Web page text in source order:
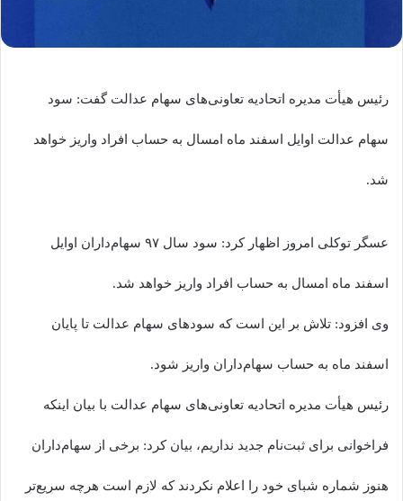
رئیس هیأت مدیره اتحادیه تعاونی‌های سهام عدالت گفت: سود
سهام عدالت اوایل اسفند ماه امسال به حساب افراد واریز خواهد
شد.
عسگر توکلی امروز اظهار کرد: سود سال ۹۷ سهام‌داران اوایل
اسفند ماه امسال به حساب افراد واریز خواهد شد.
وی افزود: تلاش بر این است که سودهای سهام عدالت تا پایان
اسفند ماه به حساب سهام‌داران واریز شود.
رئیس هیأت مدیره اتحادیه تعاونی‌های سهام عدالت با بیان اینکه
فراخوانی برای ثبت‌نام جدید نداریم، بیان کرد: برخی از سهام‌داران
هنوز شماره شبای خود را اعلام نکردند که لازم است هرچه سریع‌تر